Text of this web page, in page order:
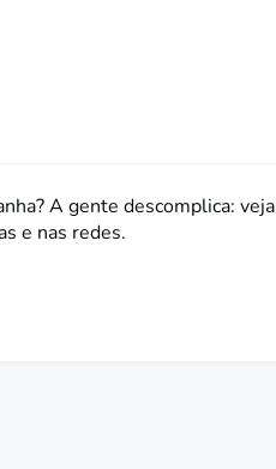
A gente descomplica: veja
e nas redes.